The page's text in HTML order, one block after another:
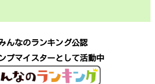
んなのランキング公認
プマイスターとして活動中